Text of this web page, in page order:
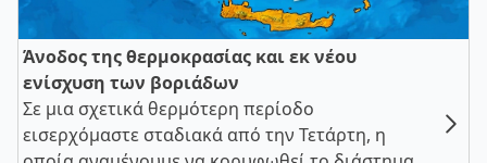
Άνοδος της θερμοκρασίας και εκ νέου
ενίσχυση των βοριάδων
Σε μια σχετικά θερμότερη περίοδο
εισερχόμαστε σταδιακά από την Τετάρτη, η